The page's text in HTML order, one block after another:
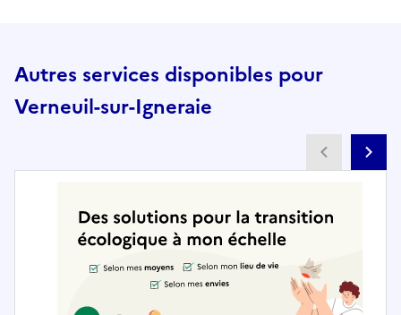
Autres services disponibles pour
Verneuil-sur-Igneraie